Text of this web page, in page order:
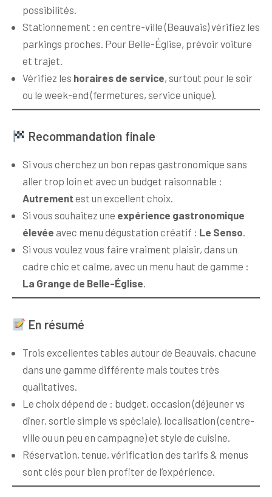
possibilités.
Stationnement : en centre-ville (Beauvais) vérifiez les
parkings proches. Pour Belle-Église, prévoir voiture
et trajet.
Vérifiez les horaires de service, surtout pour le soir
ou le week-end (fermetures, service unique).
Recommandation finale
Si vous cherchez un bon repas gastronomique sans
aller trop loin et avec un budget raisonnable :
Autrement est un excellent choix.
Si vous souhaitez une expérience gastronomique
élevée avec menu dégustation créatif : Le Senso.
Si vous voulez vous faire vraiment plaisir, dans un
cadre chic et calme, avec un menu haut de gamme :
La Grange de Belle-Église.
En résumé
Trois excellentes tables autour de Beauvais, chacune
dans une gamme différente mais toutes très
qualitatives.
Le choix dépend de : budget, occasion (déjeuner vs
dîner, sortie simple vs spéciale), localisation (centre-
ville ou un peu en campagne) et style de cuisine.
Réservation, tenue, vérification des tarifs & menus
sont clés pour bien profiter de l’expérience.